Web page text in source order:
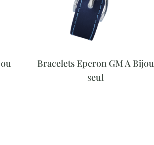
Bracelets Eperon GM A Bijou
seul